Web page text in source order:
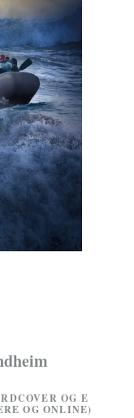
OG E
OG ONLINE)